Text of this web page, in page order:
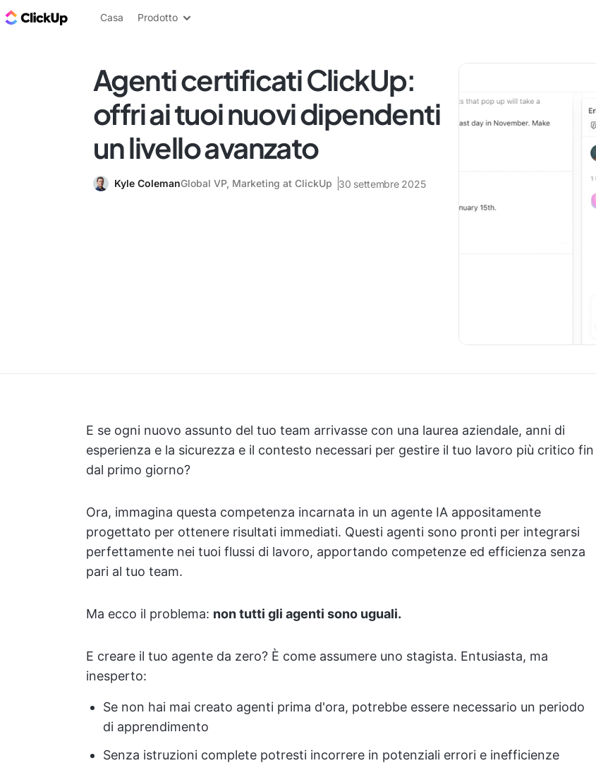
Blog di ClickUp
Casa Prodotto
Agenti certificati ClickUp:
offri ai tuoi nuovi dipendenti
un livello avanzato
Kyle ColemanGlobal VP, Marketing at ClickUp 30 settembre 2025
E se ogni nuovo assunto del tuo team arrivasse con una laurea aziendale, anni di
esperienza e la sicurezza e il contesto necessari per gestire il tuo lavoro più critico fin
dal primo giorno?
Ora, immagina questa competenza incarnata in un agente IA appositamente
progettato per ottenere risultati immediati. Questi agenti sono pronti per integrarsi
perfettamente nei tuoi flussi di lavoro, apportando competenze ed efficienza senza
pari al tuo team.
Ma ecco il problema: non tutti gli agenti sono uguali.
E creare il tuo agente da zero? È come assumere uno stagista. Entusiasta, ma
inesperto:
Se non hai mai creato agenti prima d'ora, potrebbe essere necessario un periodo
di apprendimento
Senza istruzioni complete potresti incorrere in potenziali errori e inefficienze